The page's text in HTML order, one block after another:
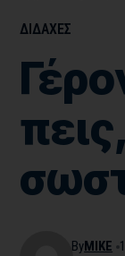
ΔΙΔΑΧΕΣ
ByMIKE